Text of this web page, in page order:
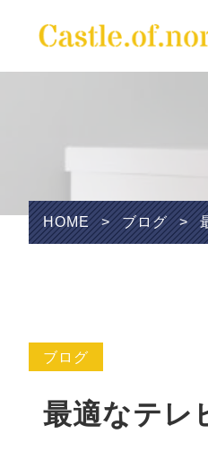
HOME > ブログ >
ブログ
最適なテレ